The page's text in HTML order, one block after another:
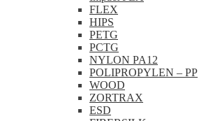
FLEX
HIPS
PETG
PCTG
NYLON PA12
POLIPROPYLEN – PP
WOOD
ZORTRAX
ESD